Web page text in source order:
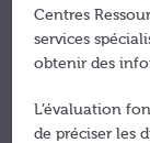
Centres
services
obtenir des
L’évaluation
de préciser les